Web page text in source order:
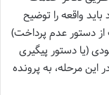
واقعه را توضیح
دستور عدم پرداخت)
(یا دستور پیگیری
مرحله، به پرونده